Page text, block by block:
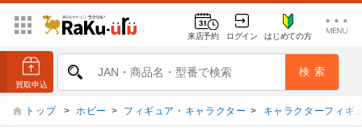
来店予約 ログイン はじめての方
トップ > ホビー > フィギュア・キャラクター > キャラクターフィギ